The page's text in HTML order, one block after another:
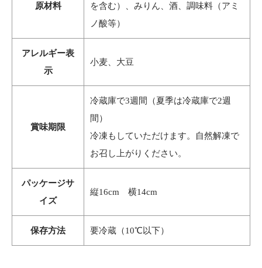
原材料
を含む）、みりん、酒、調味料（アミ
ノ酸等）
アレルギー表
示
小麦、大豆
賞味期限
冷蔵庫で3週間（夏季は冷蔵庫で2週
間）
冷凍もしていただけます。自然解凍で
お召し上がりください。
パッケージサ
イズ
縦16cm 横14cm
保存方法 要冷蔵（10℃以下）